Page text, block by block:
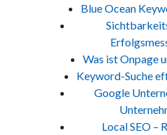
Blue Ocean
Was ist Onpage
Keyword-Suche
Google
Local SEO –